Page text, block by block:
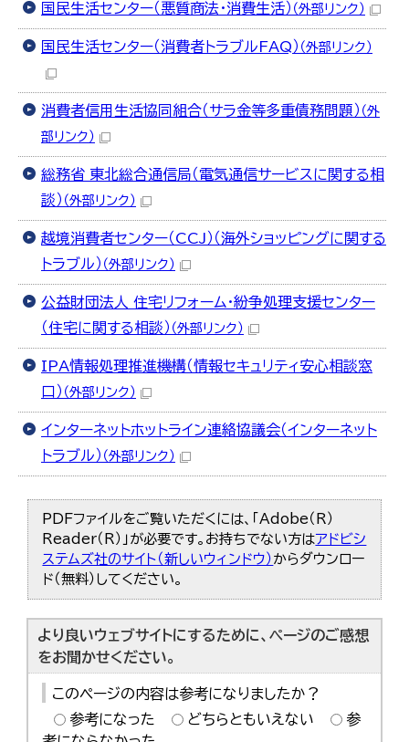
国民生活センター（悪質商法・消費生活） （外部リンク）
国民生活センター（消費者トラブルFAQ） （外部リンク）
消費者信用生活協同組合（サラ金等多重債務問題） （外
部リンク）
総務省 東北総合通信局（電気通信サービスに関する相
談） （外部リンク）
越境消費者センター（CCJ）（海外ショッピングに関する
トラブル） （外部リンク）
公益財団法人 住宅リフォーム・紛争処理支援センター
（住宅に関する相談） （外部リンク）
IPA情報処理推進機構（情報セキュリティ安心相談窓
口） （外部リンク）
インターネットホットライン連絡協議会（インターネット
トラブル） （外部リンク）
PDFファイルをご覧いただくには、「Adobe（R）
Reader（R）」が必要です。お持ちでない方はアドビシ
ステムズ社のサイト（新しいウィンドウ） からダウンロー
ド（無料）してください。
より良いウェブサイトにするために、ページのご感想
をお聞かせください。
このページの内容は参考になりましたか？
参考になった
どちらともいえない
参